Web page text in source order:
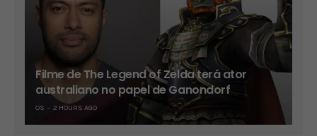
Filme de The Legend of Zelda terá ator
australiano no papel de Ganondorf
OS 2 HOURS AGO